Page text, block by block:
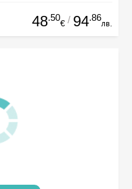
48.50
€ / 94.86
лв.